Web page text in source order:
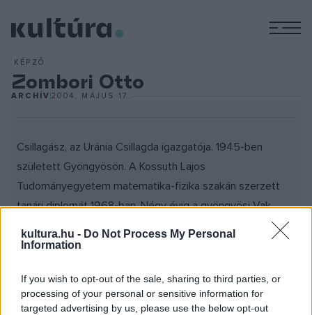
kultura.hu - Do Not Process My Personal
Information
If you wish to opt-out of the sale, sharing to third parties, or
processing of your personal or sensitive information for
targeted advertising by us, please use the below opt-out
KÉPZŐ
Zombori Otto
ARCHÍV2004. MÁJUS 17.
Csillagász, az Uránia Csillagda igazgatója. 1945-ben
született Gyöngyösön. A Kossuth Lajos
Tudományegyetem matematika-fizika szakán szerzett
tanári diplomát 1968-ban. Négy évig a gyöngyösi Vak
Bottyán János Gimnázium és Szakközépiskolában tanított
és érettségiztetett. Kulin György hívására 1972-ben
tudományos munkatárs. Ezután igazgatóhelyettesként,
majd igazgatóként dolgozott, és dolgozik jelenleg is.